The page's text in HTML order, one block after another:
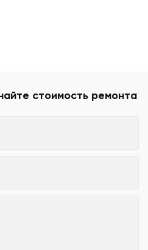
стоимость ремонта